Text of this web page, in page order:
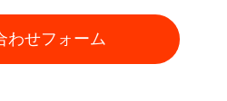
わせフォーム